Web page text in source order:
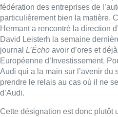
préparent
un plan B pour ne
l’eau.
Le problème, c’est que
David Leisterh n’est pas ministre-
profile comme facilitateur ou
avoir le titre. Sa légitimité à
on n’est jamais à l’abri d’une
qu’il faut envisager malgré tout,
pas à former de gouvernement.
l’économie échoue à un
la fois économiquement et